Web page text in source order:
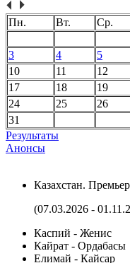
Пн. Вт. Ср.
3
4 5
10
11 12
17
18 19
24
25 26
31
Результаты
Анонсы
Казахстан.
(07.03.2026 -
Каспий - Женис
Кайрат - Ордабасы
Елимай - Кайсар